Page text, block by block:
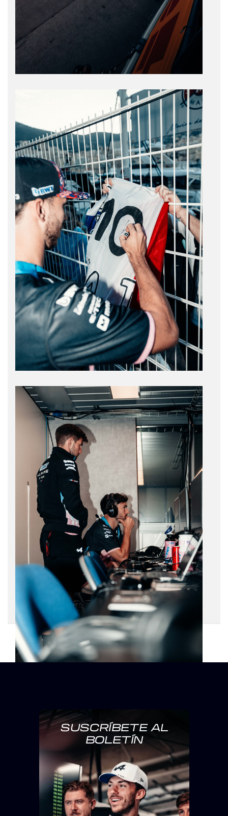
SUSCRÍBETE AL
BOLETÍN